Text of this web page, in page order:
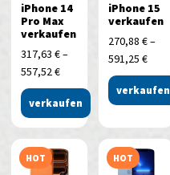
iPhone 14
Pro Max
verkaufen
317,63€–
557,52€
verkaufen
iPhone 15
verkaufen
270,88 €–
591,25 €
verkaufen
HOT HOT